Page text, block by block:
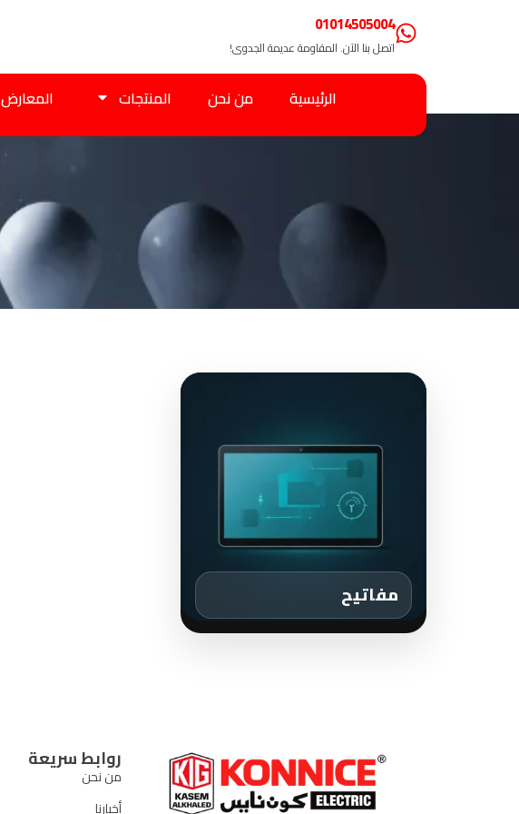
01014505004
اتصل بنا الآن. المقاومة عديمة الجدوى!
الرئيسية من نحن المنتجات المعارض
مفاتيح
روابط سريعة
من نحن
أخبارنا